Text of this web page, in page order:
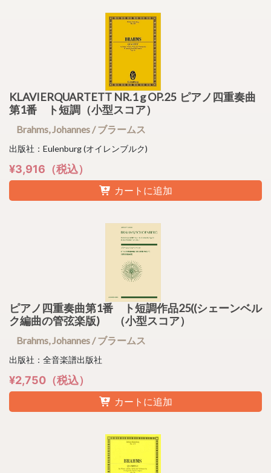
KLAVIERQUARTETT NR.1 g OP.25 ピアノ四重奏曲
第1番 ト短調（小型スコア）
Brahms, Johannes / ブラームス
出版社：Eulenburg (オイレンブルク)
¥3,916（税込）
カートに追加
ピアノ四重奏曲第1番 ト短調作品25((シェーンベル
ク編曲の管弦楽版) （小型スコア）
Brahms, Johannes / ブラームス
出版社：全音楽譜出版社
¥2,750（税込）
カートに追加